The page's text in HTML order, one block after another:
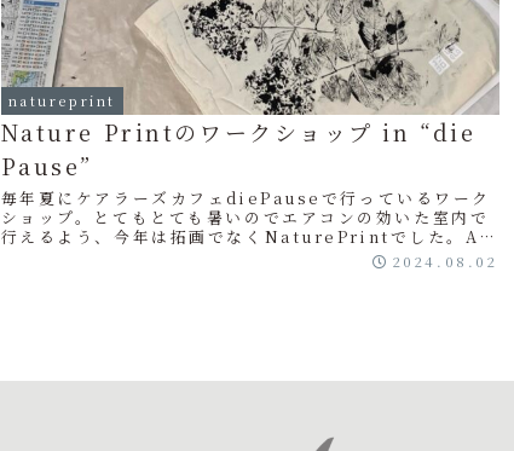
natureprint
Nature Printのワークショップ in “die
Pause”
毎年夏にケアラーズカフェdiePauseで行っているワーク
ショップ。とてもとても暑いのでエアコンの効いた室内で
行えるよう、今年は拓画でなくNaturePrintでした。A4
2024.08.02